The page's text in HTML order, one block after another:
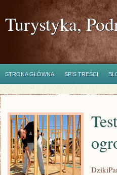
Turystyka,
STRONA GŁÓWNA SPIS TREŚCI